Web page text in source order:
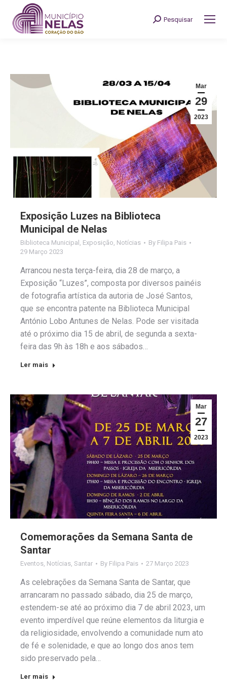
Search:
Pesquisar
Mar
29
2023
Exposição Luzes na Biblioteca
Municipal de Nelas
Biblioteca Municipal , Exposição, Notícias By Filipa Pais
29 Março 2023
Arrancou nesta terça-feira, dia 28 de março, a
Exposição “Luzes”, composta por diversos painéis
de fotografia artística da autoria de José Santos,
que se encontra patente na Biblioteca Municipal
António Lobo Antunes de Nelas. Pode ser visitada
até o próximo dia 15 de abril, de segunda a sexta-
feira das 9h às 18h e aos sábados…
Ler mais
Mar
27
2023
Comemorações da Semana Santa de
Santar
Eventos, Notícias, Santar By Filipa Pais 27 Março 2023
As celebrações da Semana Santa de Santar, que
arrancaram no passado sábado, dia 25 de março,
estendem-se até ao próximo dia 7 de abril 2023, um
evento imperdível que reúne elementos da liturgia e
da religiosidade, envolvendo a comunidade num ato
de fé e solenidade, e que ao longo dos anos tem
sido preservado pela…
Ler mais